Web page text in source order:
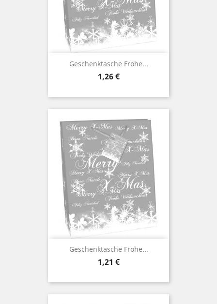
Geschenktasche Frohe...
Preis
1,26 €
Geschenktasche Frohe...
Preis
1,21 €